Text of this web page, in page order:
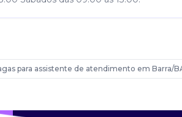
para assistente de atendimento em Barra/